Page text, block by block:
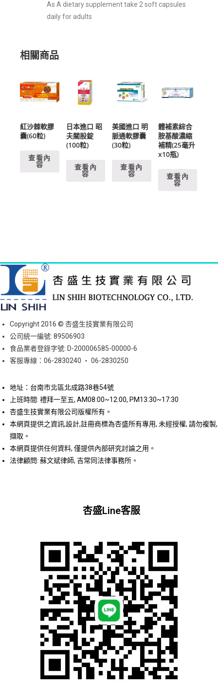
As A dietary supplement take 2 soft capsules
daily for adults
相關商品
紅沙棘軟膠
囊(60粒)
查看內
容
日本進口 昭
夫關股錠
(100粒)
查看內
容
美國進口 明
脈通軟膠囊
(30粒)
查看內
容
體補素綜合
胺基酸濃縮
補精(25毫升
x10瓶)
查看內
容
Copyright 2016 © 杏盛生技實業有限公司
公司統一編號: 89506903
食品業者登錄字號: D-200006585-00000-6
客服專線：06-2830240 ‧ 06-2830250
地址：台南市北區北成路38巷54號
上班時間: 禮拜一至五, AM08:00~12:00, PM13:30~17:30
杏盛生技實業有限公司版權所有。
本網頁提供之資訊,設計,註冊商標為杏盛所有專用, 未經授權, 請勿複製,
擷取。
本網頁提供任何資料, 僅提供內部研究討論之用。
法律顧問: 蘇文斌律師, 吉常同法律事務所。
杏盛Line客服